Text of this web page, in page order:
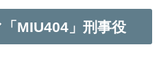
MIU404」刑事役